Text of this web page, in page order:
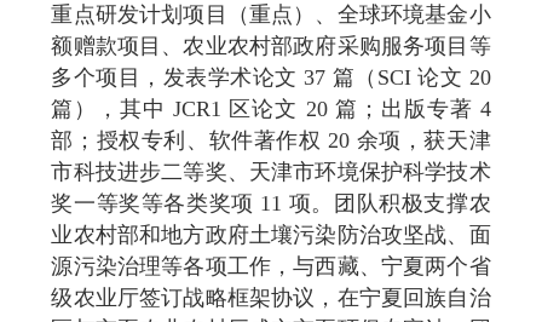
重点研发计划项目（重点）、全球环境基金小
额赠款项目、农业农村部政府采购服务项目等
多个项目，发表学术论文 37 篇（SCI 论文 20
篇），其中 JCR1 区论文 20 篇；出版专著 4
部；授权专利、软件著作权 20 余项，获天津
市科技进步二等奖、天津市环境保护科学技术
奖一等奖等各类奖项 11 项。团队积极支撑农
业农村部和地方政府土壤污染防治攻坚战、面
源污染治理等各项工作，与西藏、宁夏两个省
级农业厅签订战略框架协议，在宁夏回族自治